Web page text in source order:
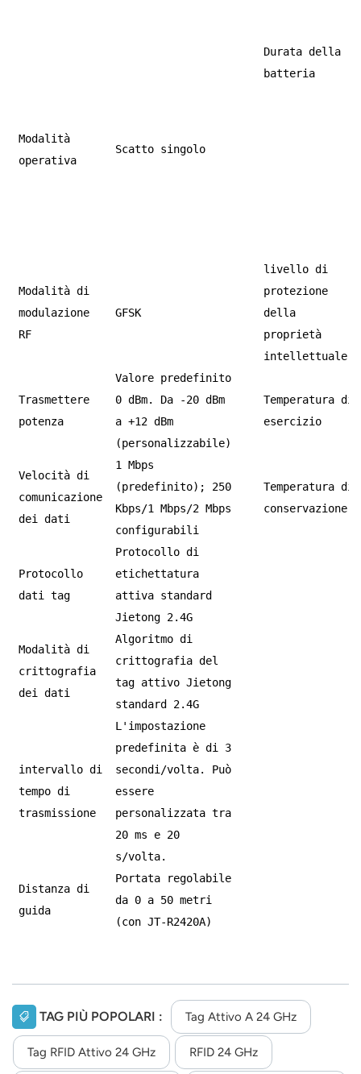
Modalità
operativa
Scatto singolo
Durata della
batteria
Modalità di
modulazione
RF
GFSK
livello di
protezione
della
proprietà
intellettuale
Trasmettere
potenza
Valore predefinito
0 dBm. Da -20 dBm
a +12 dBm
(personalizzabile)
Temperatura di
esercizio
Velocità di
comunicazione
dei dati
1 Mbps
(predefinito); 250
Kbps/1 Mbps/2 Mbps
configurabili
Temperatura di
conservazione
Protocollo
dati tag
Protocollo di
etichettatura
attiva standard
Jietong 2.4G
Modalità di
crittografia
dei dati
Algoritmo di
crittografia del
tag attivo Jietong
standard 2.4G
intervallo di
tempo di
trasmissione
L'impostazione
predefinita è di 3
secondi/volta. Può
essere
personalizzata tra
20 ms e 20
s/volta.
Distanza di
guida
Portata regolabile
da 0 a 50 metri
(con JT-R2420A)
TAG PIÙ POPOLARI : Tag Attivo A 24 GHz
Tag RFID Attivo 24 GHz RFID 24 GHz